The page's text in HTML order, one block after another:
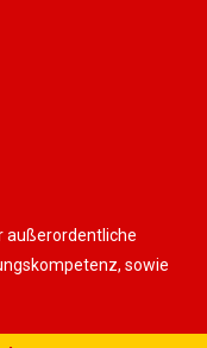
außerordentliche
sowie